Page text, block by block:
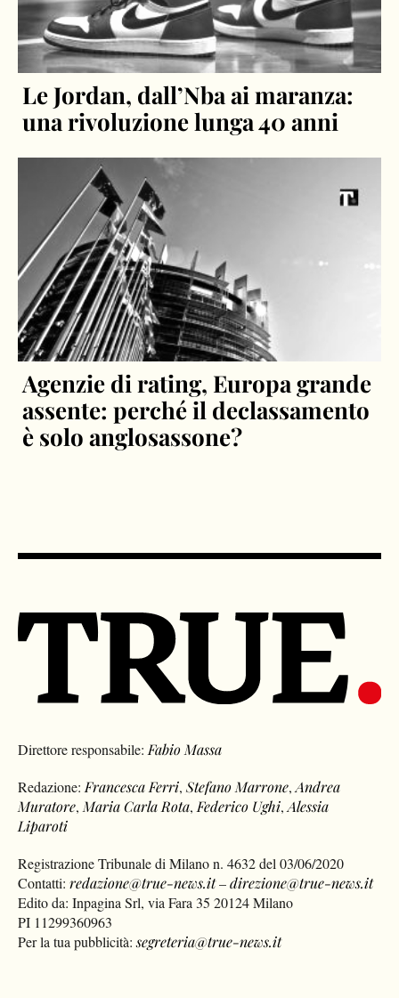
Le Jordan, dall’Nba ai maranza:
una rivoluzione lunga 40 anni
Agenzie di rating, Europa grande
assente: perché il declassamento
è solo anglosassone?
Direttore responsabile: Fabio Massa
Redazione: Francesca Ferri,Stefano Marrone,Andrea
Muratore, Maria Carla Rota, Federico Ughi,Alessia
Liparoti
Registrazione Tribunale di Milano n. 4632 del 03/06/2020
Contatti:redazione@true-news.it–direzione@true-news.it
Edito da: Inpagina Srl, via Fara 35 20124 Milano
PI 11299360963
Per la tua pubblicità:segreteria@true-news.it